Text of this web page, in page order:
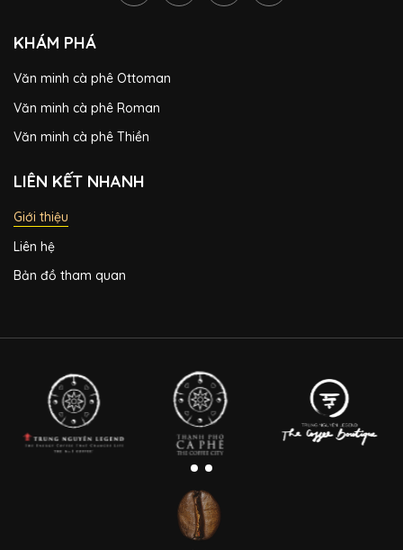
KHÁM PHÁ
Văn minh cà phê Ottoman
Văn minh cà phê Roman
Văn minh cà phê Thiền
LIÊN KẾT NHANH
Giới thiệu
Liên hệ
Bản đồ tham quan